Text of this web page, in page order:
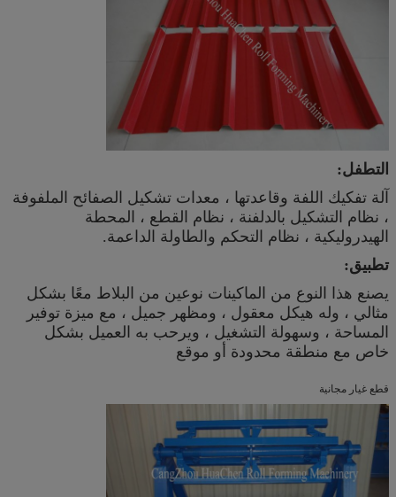
التطفل:
آلة تفكيك اللفة وقاعدتها ، معدات تشكيل الصفائح الملفوفة
، نظام التشكيل بالدلفنة ، نظام القطع ، المحطة
الهيدروليكية ، نظام التحكم والطاولة الداعمة.
تطبيق:
يصنع هذا النوع من الماكينات نوعين من البلاط معًا بشكل
مثالي ، وله هيكل معقول ، ومظهر جميل ، مع ميزة توفير
المساحة ، وسهولة التشغيل ، ويرحب به العميل بشكل
خاص مع منطقة محدودة أو موقع
قطع غيار مجانية